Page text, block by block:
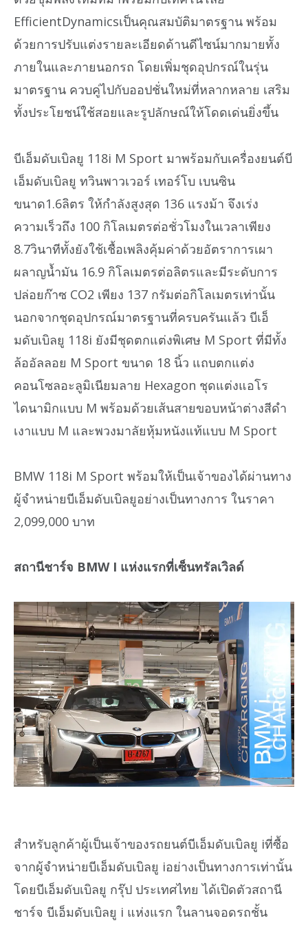
EfficientDynamicsเป็นคุณสมบัติมาตรฐาน พร้อม
ด้วยการปรับแต่งรายละเอียดด้านดีไซน์มากมายทั้ง
ภายในและภายนอกรถ โดยเพิ่มชุดอุปกรณ์ในรุ่น
มาตรฐาน ควบคู่ไปกับออปชั่นใหม่ที่หลากหลาย เสริม
ทั้งประโยชน์ใช้สอยและรูปลักษณ์ให้โดดเด่นยิ่งขึ้น
บีเอ็มดับเบิลยู 118i M Sport มาพร้อมกับเครื่องยนต์บี
เอ็มดับเบิลยู ทวินพาวเวอร์ เทอร์โบ เบนซิน
ขนาด1.6ลิตร ให้กำลังสูงสุด 136 แรงม้า จึงเร่ง
ความเร็วถึง 100 กิโลเมตรต่อชั่วโมงในเวลาเพียง
8.7วินาทีทั้งยังใช้เชื้อเพลิงคุ้มค่าด้วยอัตราการเผา
ผลาญน้ำมัน 16.9 กิโลเมตรต่อลิตรและมีระดับการ
ปล่อยก๊าซ CO2 เพียง 137 กรัมต่อกิโลเมตรเท่านั้น
นอกจากชุดอุปกรณ์มาตรฐานที่ครบครันแล้ว บีเอ็
มดับเบิลยู 118i ยังมีชุดตกแต่งพิเศษ M Sport ที่มีทั้ง
ล้ออัลลอย M Sport ขนาด 18 นิ้ว แถบตกแต่ง
คอนโซลอะลูมิเนียมลาย Hexagon ชุดแต่งแอโร
ไดนามิกแบบ M พร้อมด้วยเส้นสายขอบหน้าต่างสีดำ
เงาแบบ M และพวงมาลัยหุ้มหนังแท้แบบ M Sport
BMW 118i M Sport พร้อมให้เป็นเจ้าของได้ผ่านทาง
ผู้จำหน่ายบีเอ็มดับเบิลยูอย่างเป็นทางการ ในราคา
2,099,000 บาท
สถานีชาร์จ BMW I แห่งแรกที่เซ็นทรัลเวิลด์
สำหรับลูกค้าผู้เป็นเจ้าของรถยนต์บีเอ็มดับเบิลยู iที่ซื้อ
จากผู้จำหน่ายบีเอ็มดับเบิลยู iอย่างเป็นทางการเท่านั้น
โดยบีเอ็มดับเบิลยู กรุ๊ป ประเทศไทย ได้เปิดตัวสถานี
ชาร์จ บีเอ็มดับเบิลยู i แห่งแรก ในลานจอดรถชั้น